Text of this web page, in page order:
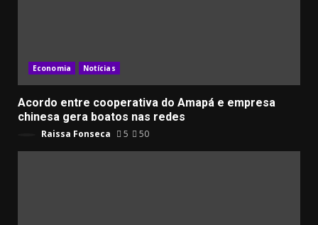
Economia Notícias
Acordo entre cooperativa do Amapá e empresa
chinesa gera boatos nas redes
Raissa Fonseca 5 50